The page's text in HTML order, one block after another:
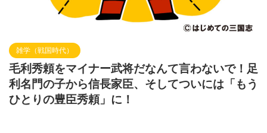
雑学（戦国時代）
毛利秀頼をマイナー武将だなんて言わないで！足
利名門の子から信長家臣、そしてついには「もう
ひとりの豊臣秀頼」に！